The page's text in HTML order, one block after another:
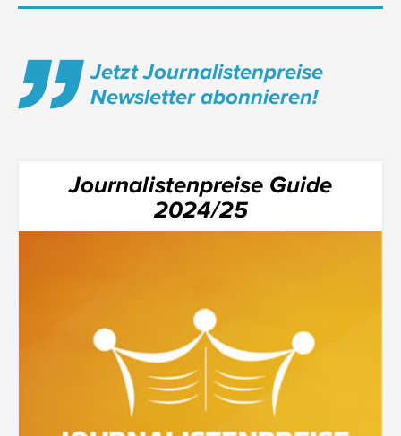
Jetzt Journalistenpreise
Newsletter abonnieren!
Journalistenpreise Guide
2024/25